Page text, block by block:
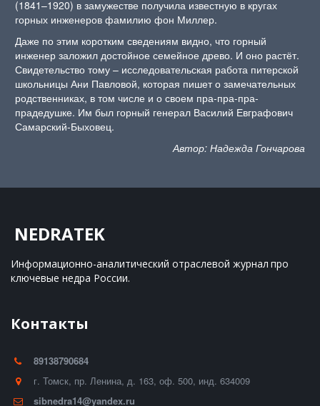
(1841–1920) в замужестве получила известную в кругах
горных инженеров фамилию фон Миллер.
Даже по этим коротким сведениям видно, что горный
инженер заложил достойное семейное древо. И оно растёт.
Свидетельство тому – исследовательская работа питерской
школьницы Ани Павловой, которая пишет о замечательных
родственниках, в том числе и о своем пра-пра-пра-
прадедушке. Им был горный генерал Василий Евграфович
Самарский-Быховец.
Автор: Надежда Гончарова
NEDRATEK
Информационно-аналитический отраслевой журнал про
ключевые недра России.
Контакты
89138790684
г. Томск, пр. Ленина, д. 163, оф. 500, инд. 634009
sibnedra14@yandex.ru